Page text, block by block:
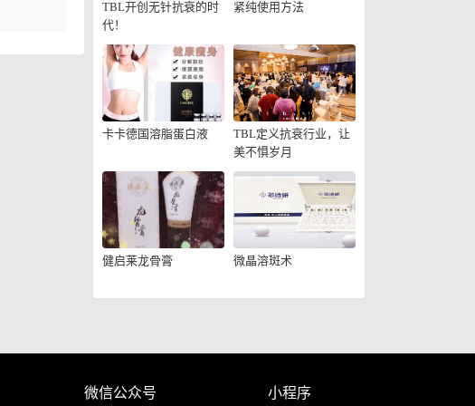
TBL开创无针抗衰的时
代！
紧纯使用方法
卡卡德国溶脂蛋白液
TBL定义抗衰行业，让
美不惧岁月
健启莱龙骨膏 微晶溶斑术
微信公众号 小程序